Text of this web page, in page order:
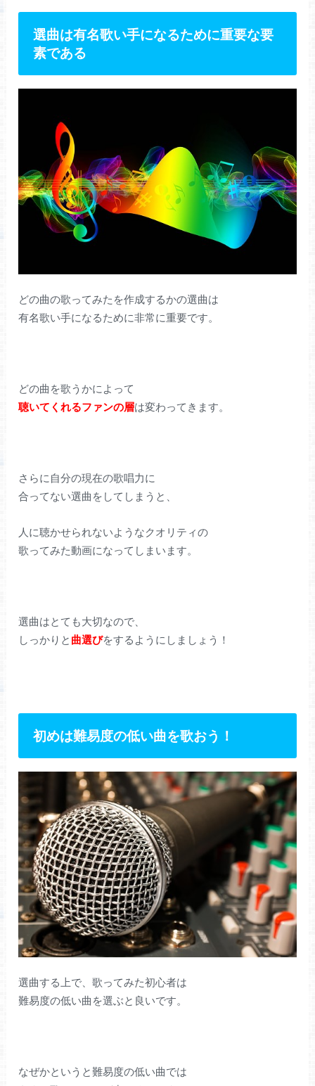
選曲は有名歌い手になるために重要な要
素である
どの曲の歌ってみたを作成するかの選曲は
有名歌い手になるために非常に重要です。
どの曲を歌うかによって
聴いてくれるファンの層は変わってきます。
さらに自分の現在の歌唱力に
合ってない選曲をしてしまうと、
人に聴かせられないようなクオリティの
歌ってみた動画になってしまいます。
選曲はとても大切なので、
しっかりと 曲選びをするようにしましょう！
初めは難易度の低い曲を歌おう！
選曲する上で、歌ってみた初心者は
難易度の低い曲を選ぶと良いです。
なぜかというと難易度の低い曲では